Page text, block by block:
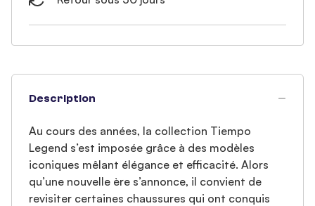
Description
Au cours des années, la collection Tiempo
Legend s’est imposée grâce à des modèles
iconiques mêlant élégance et efficacité. Alors
qu’une nouvelle ère s’annonce, il convient de
revisiter certaines chaussures qui ont conquis